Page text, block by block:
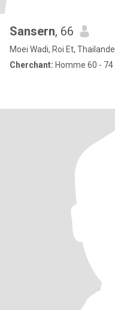
Sansern, 66
Moei Wadi, Roi Et, Thailande
Cherchant: Homme 60 - 74